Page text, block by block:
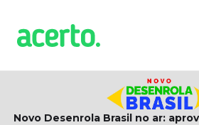
Novo Desenrola Brasil no ar: